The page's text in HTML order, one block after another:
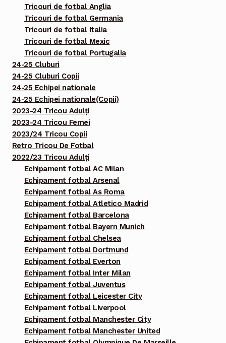
Tricouri de fotbal Anglia
Tricouri de fotbal Germania
Tricouri de fotbal Italia
Tricouri de fotbal Mexic
Tricouri de fotbal Portugalia
24-25 Cluburi
24-25 Cluburi Copii
24-25 Echipei nationale
24-25 Echipei nationale(Copii)
2023-24 Tricou Adulți
2023-24 Tricou Femei
2023/24 Tricou Copii
Retro Tricou De Fotbal
2022/23 Tricou Adulți
Echipament fotbal AC Milan
Echipament fotbal Arsenal
Echipament fotbal As Roma
Echipament fotbal Atletico Madrid
Echipament fotbal Barcelona
Echipament fotbal Bayern Munich
Echipament fotbal Chelsea
Echipament fotbal Dortmund
Echipament fotbal Everton
Echipament fotbal Inter Milan
Echipament fotbal Juventus
Echipament fotbal Leicester City
Echipament fotbal Liverpool
Echipament fotbal Manchester City
Echipament fotbal Manchester United